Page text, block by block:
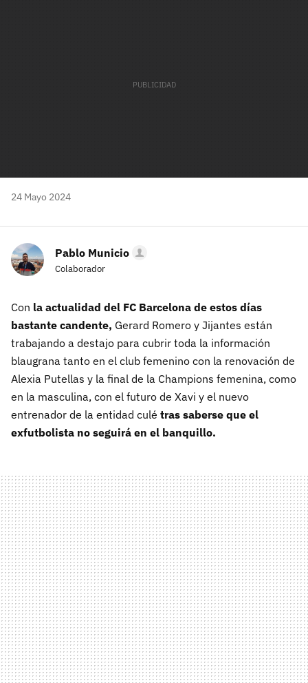
24 Mayo 2024
Pablo Municio
Colaborador
Con la actualidad del FC Barcelona de estos días
bastante candente, Gerard Romero y Jijantes están
trabajando a destajo para cubrir toda la información
blaugrana tanto en el club femenino con la renovación de
Alexia Putellas y la final de la Champions femenina, como
en la masculina, con el futuro de Xavi y el nuevo
entrenador de la entidad culé tras saberse que el
exfutbolista no seguirá en el banquillo.